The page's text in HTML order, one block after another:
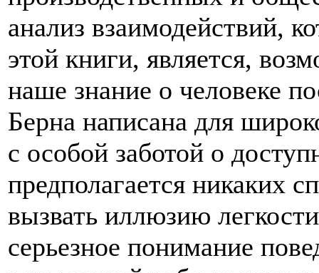
анализ взаимодействий,
этой книги, является,
наше знание о человеке
Берна написана для
с особой заботой о
предполагается никаких
вызвать иллюзию
серьезное понимание